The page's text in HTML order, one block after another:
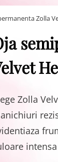
Zolla
Zolla